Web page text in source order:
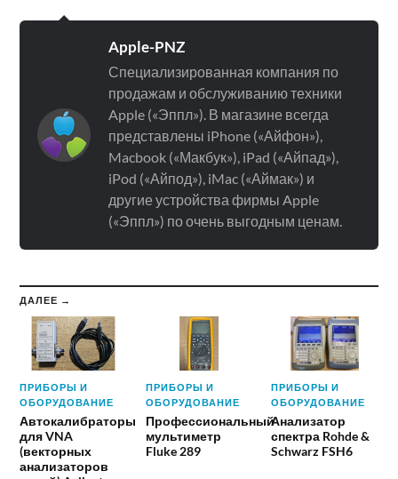
Apple-PNZ
Специализированная компания по
продажам и обслуживанию техники
Apple («Эппл»). В магазине всегда
представлены iPhone («Айфон»),
Macbook («Макбук»), iPad («Айпад»),
iPod («Айпод»), iMac («Аймак») и
другие устройства фирмы Apple
(«Эппл») по очень выгодным ценам.
ДАЛЕЕ →
ПРИБОРЫ И
ОБОРУДОВАНИЕ
Автокалибраторы
для VNA
(векторных
анализаторов
ПРИБОРЫ И
ОБОРУДОВАНИЕ
Профессиональный
мультиметр
Fluke 289
ПРИБОРЫ И
ОБОРУДОВАНИЕ
Анализатор
спектра Rohde &
Schwarz FSH6